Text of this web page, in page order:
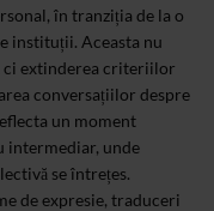
în tranziția de la o
instituții. Aceasta nu
ci extinderea criteriilor
conversațiilor despre
un moment
intermediar, unde
se întrețes.
de expresie, traduceri